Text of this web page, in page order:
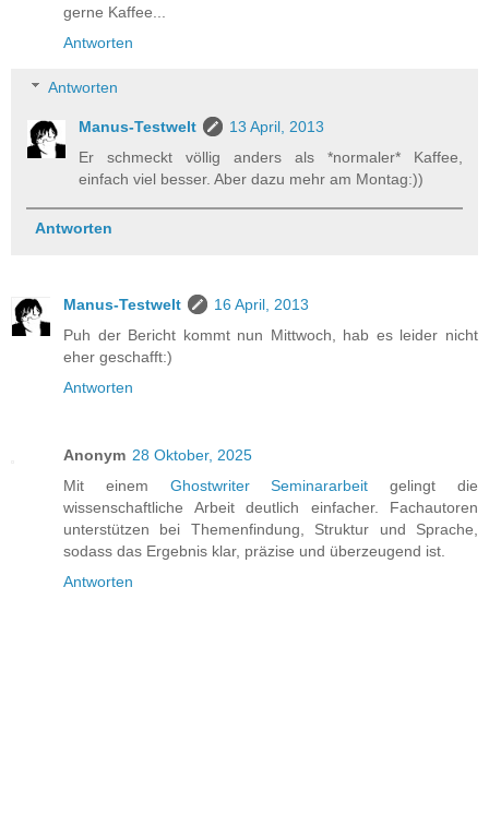
gerne Kaffee...
Antworten
Antworten
Manus-Testwelt
13 April, 2013
Er schmeckt völlig anders als *normaler* Kaffee,
einfach viel besser. Aber dazu mehr am Montag:))
Antworten
Manus-Testwelt
16 April, 2013
Puh der Bericht kommt nun Mittwoch, hab es leider nicht
eher geschafft:)
Antworten
Anonym 28 Oktober, 2025
Mit einem Ghostwriter Seminararbeit gelingt die
wissenschaftliche Arbeit deutlich einfacher. Fachautoren
unterstützen bei Themenfindung, Struktur und Sprache,
sodass das Ergebnis klar, präzise und überzeugend ist.
Antworten